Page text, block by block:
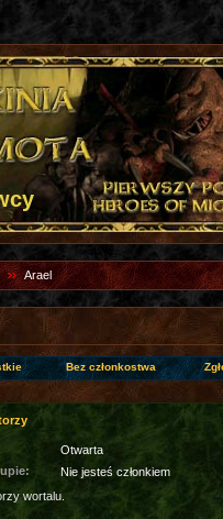
Arael
Bez członkostwa
Otwarta
Nie jesteś członkiem
wortalu.